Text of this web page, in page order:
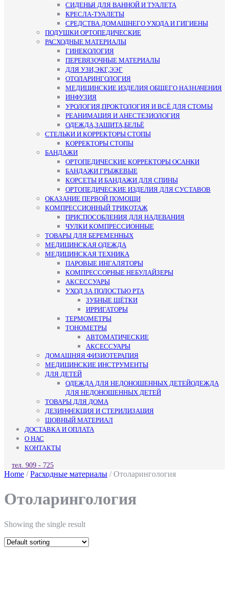
СИДЕНЬЯ ДЛЯ ВАННОЙ И ТУАЛЕТА
КРЕСЛА-ТУАЛЕТЫ
СРЕДСТВА ДОМАШНЕГО УХОДА И ГИГИЕНЫ
ПОДУШКИ ОРТОПЕДИЧЕСКИЕ
РАСХОДНЫЕ МАТЕРИАЛЫ
ГИНЕКОЛОГИЯ
ПЕРЕВЯЗОЧНЫЕ МАТЕРИАЛЫ
ДЛЯ УЗИ,ЭКГ,ЭЭГ
ОТОЛАРИНГОЛОГИЯ
МЕДИЦИНСКИЕ ИЗДЕЛИЯ ОБЩЕГО НАЗНАЧЕНИЯ
ИНФУЗИЯ
УРОЛОГИЯ,ПРОКТОЛОГИЯ И ВСЁ ДЛЯ СТОМЫ
РЕАНИМАЦИЯ И АНЕСТЕЗИОЛОГИЯ
ОДЕЖДА,ЗАЩИТА,БЕЛЬЁ
СТЕЛЬКИ И КОРРЕКТОРЫ СТОПЫ
КОРРЕКТОРЫ СТОПЫ
БАНДАЖИ
ОРТОПЕДИЧЕСКИЕ КОРРЕКТОРЫ ОСАНКИ
БАНДАЖИ ГРЫЖЕВЫЕ
КОРСЕТЫ И БАНДАЖИ ДЛЯ СПИНЫ
ОРТОПЕДИЧЕСКИЕ ИЗДЕЛИЯ ДЛЯ СУСТАВОВ
ОКАЗАНИЕ ПЕРВОЙ ПОМОЩИ
КОМПРЕССИОННЫЙ ТРИКОТАЖ
ПРИСПОСОБЛЕНИЯ ДЛЯ НАДЕВАНИЯ
ЧУЛКИ КОМПРЕССИОННЫЕ
ТОВАРЫ ДЛЯ БЕРЕМЕННЫХ
МЕДИЦИНСКАЯ ОДЕЖДА
МЕДИЦИНСКАЯ ТЕХНИКА
ПАРОВЫЕ ИНГАЛЯТОРЫ
КОМПРЕССОРНЫЕ НЕБУЛАЙЗЕРЫ
АКСЕССУАРЫ
УХОД ЗА ПОЛОСТЬЮ РТА
ЗУБНЫЕ ЩЁТКИ
ИРРИГАТОРЫ
ТЕРМОМЕТРЫ
ТОНОМЕТРЫ
АВТОМАТИЧЕСКИЕ
АКСЕССУАРЫ
ДОМАШНЯЯ ФИЗИОТЕРАПИЯ
МЕДИЦИНСКИЕ ИНСТРУМЕНТЫ
ДЛЯ ДЕТЕЙ
ОДЕЖДА ДЛЯ НЕДОНОШЕННЫХ ДЕТЕЙОДЕЖДА
ДЛЯ НЕДОНОШЕННЫХ ДЕТЕЙ
ТОВАРЫ ДЛЯ ДОМА
ДЕЗИНФЕКЦИЯ И СТЕРИЛИЗАЦИЯ
ШОВНЫЙ МАТЕРИАЛ
ДОСТАВКА И ОПЛАТА
О НАС
КОНТАКТЫ
КНОПКА
ЗАКРЫТЬ
тел. 909 - 725
Home /Расходные материалы / Отоларингология
Отоларингология
Showing the single result